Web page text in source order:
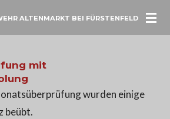
ALTENMARKT BEI FÜRSTENFELD
mit
wurden einige
beübt.